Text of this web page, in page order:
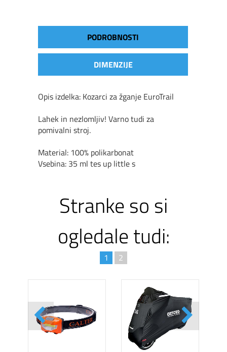
PODROBNOSTI
DIMENZIJE
Opis izdelka: Kozarci zažganje EuroTrail
Lahek in nezlomljiv! Varno tudi za
pomivalni stroj.
Material: 100% polikarbonat
Vsebina: 35 ml tes up little s
Stranke so si
ogledale tudi:
1 2